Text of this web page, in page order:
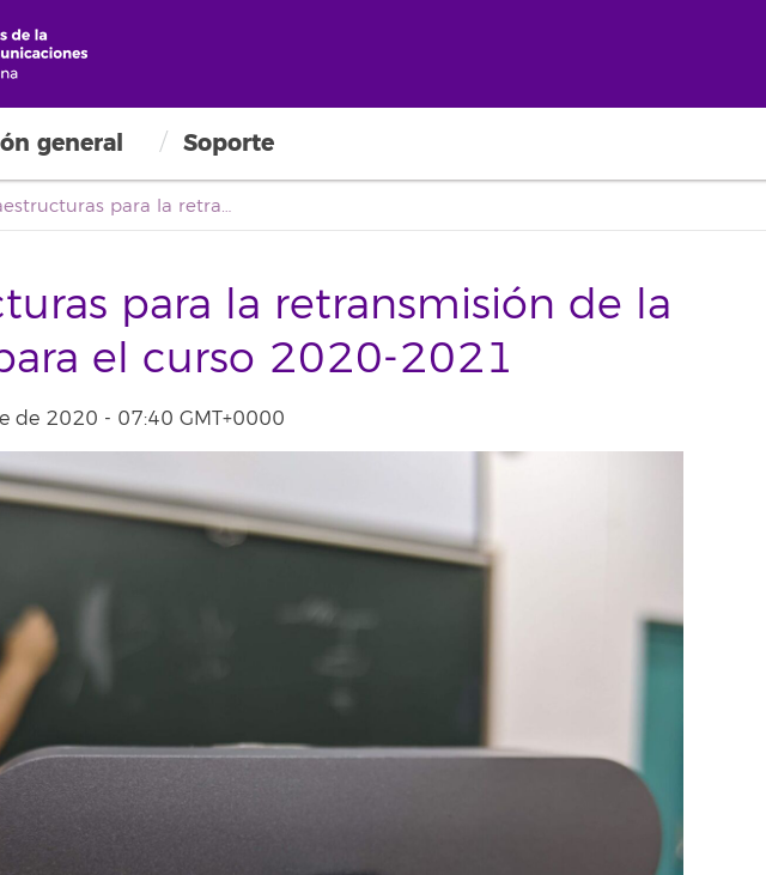
general Soporte
Infraestructuras para la retransmisión de la docencia para el curso 2020-2021
para la retransmisión de la
el curso 2020-2021
de 2020 - 07:40 GMT+0000